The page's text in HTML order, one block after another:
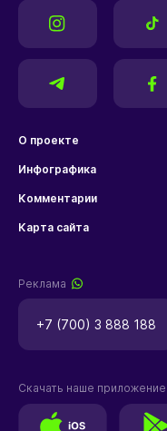
О проекте
Инфографика
Комментарии
Карта сайта
Реклама
+7 (700) 3 888 188
Скачать наше приложение